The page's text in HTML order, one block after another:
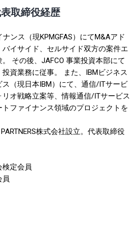
取締役経歴
ンス（現KPMGFAS）にてM&Aアド
イサイド、セルサイド双方の案件エ
その後、JAFCO 事業投資本部にて
資業務に従事。 また、IBMビジネス
（現日本IBM）にて、通信/ITサービ
オ戦略立案等、情報通信/ITサービス
ファイナンス領域のプロジェクトを
株式会社設立。代表取締役
検定会員
員